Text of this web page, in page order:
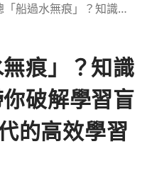
「船過水無痕」？知識管
痕」？知識
破解學習盲
的高效學習